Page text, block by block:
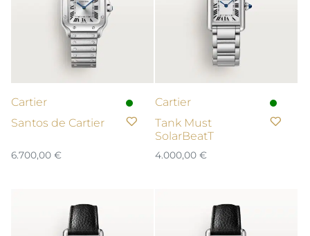
Cartier
Santos de Cartier
6.700,00 €
Cartier
Tank Must
SolarBeatT
4.000,00 €